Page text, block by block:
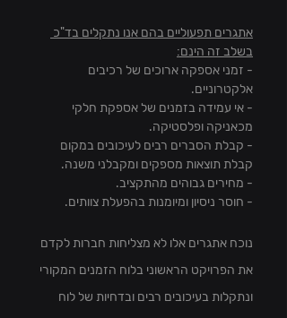
אתגרים תפעוליים בהם אנו נתקלים בד"כ
בשלב זה הינם:
- זמני אספקה ארוכים של רכיבים
אלקטרוניים.
- אי עמידה בזמנים של אספקת חלקי
מכאניקה ופלסטיקה.
- קבלת הסברים רבים לעיכובים במקום
קבלת תוצאות מספקים ומקבלני משנה.
- מחירים גבוהים מהתקציב.
- חוסר ניסיון ומיומנות בהפעלת צוותים.
נוכח אתגרים אלו לא מצליחות חברות לקדם
את הפרויקט הראשוני בלוח הזמנים המקורי
ונתקלות בעיכובים רבים ובדחיות של לוח